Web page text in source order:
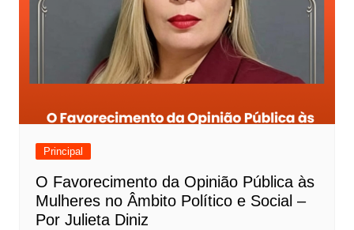
Principal
O Favorecimento da Opinião Pública às
Mulheres no Âmbito Político e Social –
Por Julieta Diniz